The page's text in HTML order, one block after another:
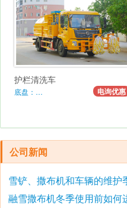
护栏清洗车
底盘：… 电询优惠
公司新闻
融雪撒布机冬季使用前如何